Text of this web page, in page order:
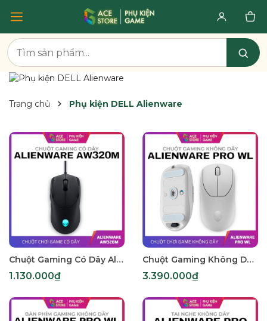
Trang chủ Phụ kiện DELL Alienware
Chuột Gaming Có Dây Alienware AW320M – Dark Side of the Moon, DPI 19K, RGB AlienFX
1.130.000₫
Chuột Gaming Không Dây Alienware Pro WL – Dark Side of the Moon & Lunar Light, DPI 26K, RGB
3.390.000₫